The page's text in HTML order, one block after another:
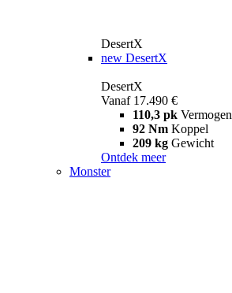
DesertX
new DesertX
DesertX
Vanaf 17.490 €
110,3 pk Vermogen
92 Nm Koppel
209 kg Gewicht
Ontdek meer
Monster